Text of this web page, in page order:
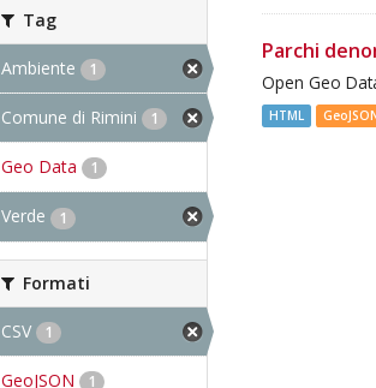
Tag
Ambiente 1
Comune di Rimini 1
Geo Data 1
Verde 1
Formati
CSV 1
GeoJSON 1
Parchi
Open Geo
HTML